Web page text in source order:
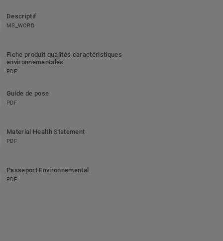
Descriptif
MS_WORD
Fiche produit qualités caractéristiques
environnementales
PDF
Guide de pose
PDF
Material Health Statement
PDF
Passeport Environnemental
PDF